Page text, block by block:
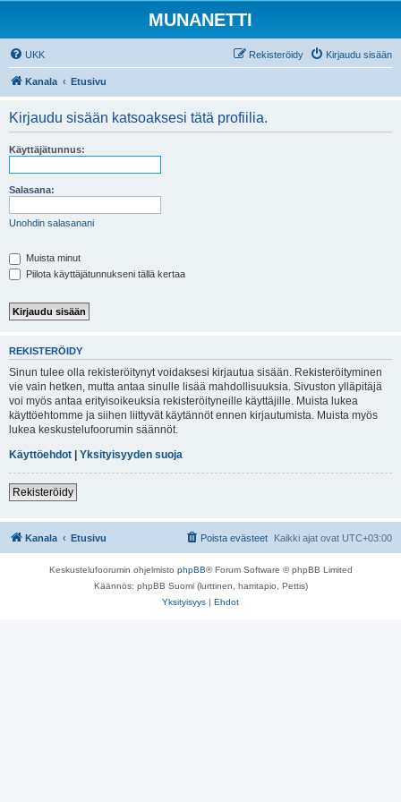
MUNANETTI
UKK Kirjaudu sisään
Rekisteröidy
Kanala Etusivu
Kirjaudu sisään katsoaksesi tätä profiilia.
Käyttäjätunnus:
Salasana:
Unohdin salasanani
Muista minut
Piilota käyttäjätunnukseni tällä kertaa
REKISTERÖIDY
Sinun tulee olla rekisteröitynyt voidaksesi kirjautua sisään. Rekisteröityminen
vie vain hetken, mutta antaa sinulle lisää mahdollisuuksia. Sivuston ylläpitäjä
voi myös antaa erityisoikeuksia rekisteröityneille käyttäjille. Muista lukea
käyttöehtomme ja siihen liittyvät käytännöt ennen kirjautumista. Muista myös
lukea keskustelufoorumin säännöt.
Käyttöehdot | Yksityisyyden suoja
Rekisteröidy
Kanala Etusivu Kaikki ajat ovat UTC+03:00
Poista evästeet
Keskustelufoorumin ohjelmisto phpBB® Forum Software © phpBB Limited
Käännös: phpBB Suomi (lurttinen, harritapio, Pettis)
Yksityisyys | Ehdot